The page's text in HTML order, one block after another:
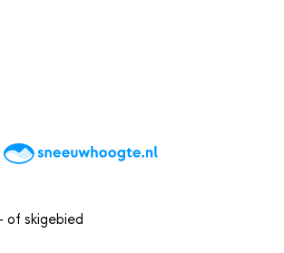
WintersportweerKaarten